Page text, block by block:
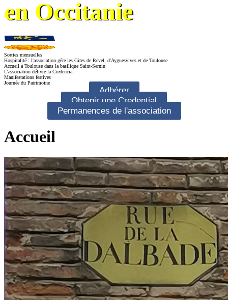
en Occitanie
Sorties mensuelles
Hospitalité : l'association gère les Gites de Revel, d'Ayguesvives et de Toulouse
Accueil à Toulouse dans la basilique Saint-Sernin
L'association délivre la Credencial
Manifestations festives
Journée du Patrimoine
Adhérer
Obtenir une Credential
Permanences de l'association
Accueil